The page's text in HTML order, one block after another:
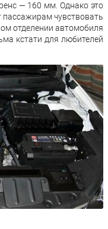
— 160 мм. Однако это
чувствовать
отделении автомобиля
кстати для любителей